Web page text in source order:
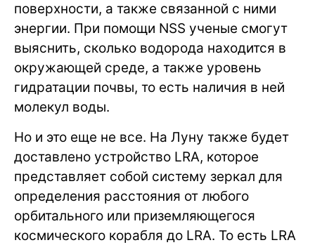
поверхности, а также связанной с ними
энергии. При помощи NSS ученые смогут
выяснить, сколько водорода находится в
окружающей среде, а также уровень
гидратации почвы, то есть наличия в ней
молекул воды.
Но и это еще не все. На Луну также будет
доставлено устройство LRA, которое
представляет собой систему зеркал для
определения расстояния от любого
орбитального или приземляющегося
космического корабля до LRA. То есть LRA